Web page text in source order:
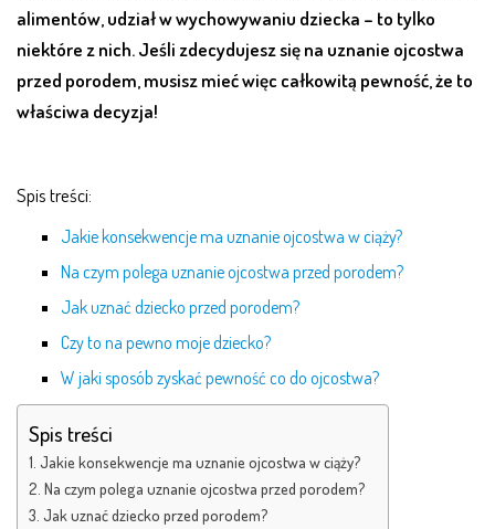
alimentów, udział w wychowywaniu dziecka – to tylko
niektóre z nich. Jeśli zdecydujesz się na uznanie ojcostwa
przed porodem , musisz mieć więc całkowitą pewność, że to
właściwa decyzja!
Spis treści:
Jakie konsekwencje ma uznanie ojcostwa w ciąży?
Na czym polega uznanie ojcostwa przed porodem?
Jak uznać dziecko przed porodem?
Czy to na pewno moje dziecko?
W jaki sposób zyskać pewność co do ojcostwa?
Spis treści
Jakie konsekwencje ma uznanie ojcostwa w ciąży?
Na czym polega uznanie ojcostwa przed porodem?
Jak uznać dziecko przed porodem?